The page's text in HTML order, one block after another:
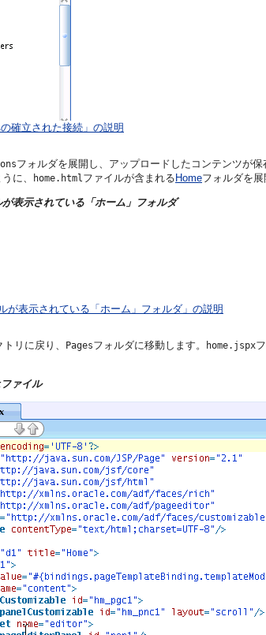
確立された接続」の説明
フォルダを展開し、アップロードしたコンテンツが保
に、 home.htmlファイルが含まれる Homeフォルダを展
表示されている「ホーム」フォルダ
が表示されている「ホーム」フォルダ」の説明
リに戻り、 Pagesフォルダに移動します。 home.jspx
ァイル